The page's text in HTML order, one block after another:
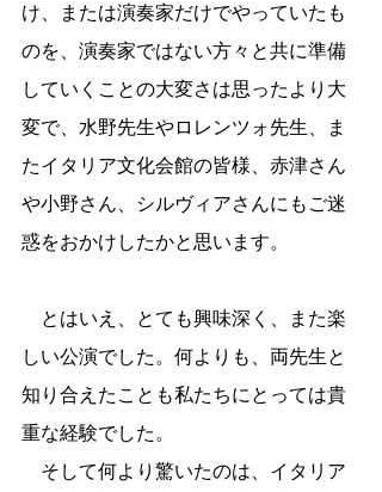
け、または演奏家だけでやっていたも
のを、演奏家ではない方々と共に準備
していくことの大変さは思ったより大
変で、水野先生やロレンツォ先生、ま
たイタリア文化会館の皆様、赤津さん
や小野さん、シルヴィアさんにもご迷
惑をおかけしたかと思います。
とはいえ、とても興味深く、また楽
しい公演でした。何よりも、両先生と
知り合えたことも私たちにとっては貴
重な経験でした。
そして何より驚いたのは、イタリア